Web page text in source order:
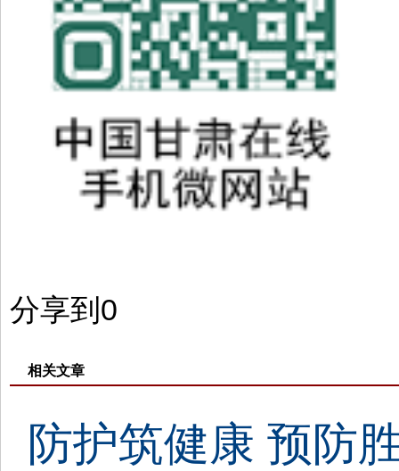
分享到0
相关文章
防护筑健康 预防